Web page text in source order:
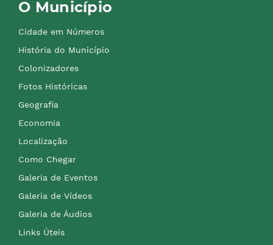
O Município
Cidade em Números
História do Município
Colonizadores
Fotos Históricas
Geografia
Economia
Localização
Como Chegar
Galeria de Eventos
Galeria de Vídeos
Galeria de Áudios
Links Úteis